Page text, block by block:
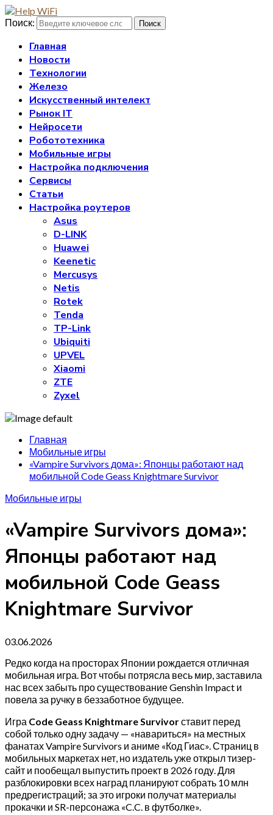
Поиск: Поиск
Главная
Новости
Технологии
Железо
Искусственный интелект
Рынок IT
Нейросети
Робототехника
Мобильные игры
Настройка подключения
Сервисы
Статьи
Настройка роутеров
Asus
D-LINK
Huawei
Keenetic
Mercusys
Netis
Rotek
Tenda
TP-Link
Ubiquiti
UPVEL
Xiaomi
ZTE
Zyxel
Главная
Мобильные игры
«Vampire Survivors дома»: Японцы работают над
мобильной Code Geass Knightmare Survivor
Мобильные игры
«Vampire Survivors дома»:
Японцы работают над
мобильной Code Geass
Knightmare Survivor
03.06.2026
Редко когда на просторах Японии рождается отличная
мобильная игра. Вот чтобы потрясла весь мир, заставила
нас всех забыть про существование Genshin Impact и
повела за ручку в беззаботное будущее.
Игра Code Geass Knightmare Survivorставит перед
собой только одну задачу — «навариться» на местных
фанатах Vampire Survivors и аниме «Код Гиас». Страниц в
мобильных маркетах нет, но издатель уже открыл тизер-
сайт и пообещал выпустить проект в 2026 году. Для
разблокировки всех наград планируют собрать 10 млн
предрегистраций; за это игроки получат материалы
прокачки и SR-персонажа «C.C. в футболке».